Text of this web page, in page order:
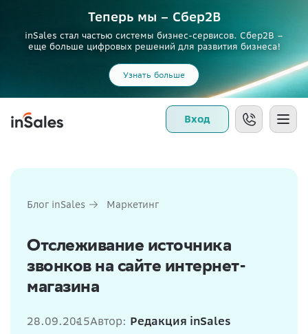
Теперь мы – Сбер2B
inSales стал частью системы бизнес-сервисов. Сбер2В –
еще больше цифровых решений для развития бизнеса!
Узнать больше
Вход
Блог inSales Маркетинг
Отслеживание источника
звонков на сайте интернет-
магазина
28.09.2015Автор: Редакция inSales